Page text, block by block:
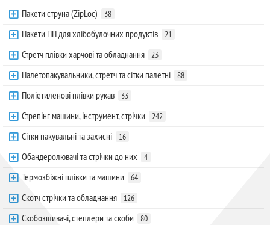
Пакети струна (ZipLoc) 38
Пакети ПП для хлібобулочних продуктів 21
Стретч плівки харчові та обладнання 23
Палетопакувальники, стретч та сітки палетні 88
Поліетиленові плівки рукав 33
Стрепінг машини, інструмент, стрічки 242
Сітки пакувальні та захисні 16
Обандеролювачі та стрічки до них 4
Термозбіжні плівки та машини 64
Скотч стрічки та обладнання 126
Скобозшивачі, степлери та скоби 80